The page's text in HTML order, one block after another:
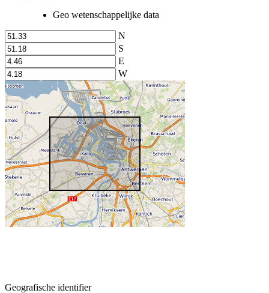
Geo wetenschappelijke data
N
S
E
W
Geografische identifier